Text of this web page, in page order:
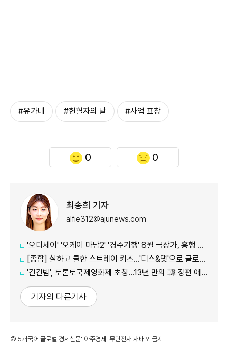
#유가네 #헌혈자의 날 #사업 표창
0 0
최송희 기자
alfie312@ajunews.com
'오디세이' '오케이 마담2' '경주기행' 8월 극장가, 흥행 바통 이어갈 신작은
[종합] 칠하고 쿨한 스트레이 키즈…'디스&댓'으로 글로벌 질주
'긴긴밤', 토론토국제영화제 초청…13년 만의 韓 장편 애니
기자의 다른기사
©'5개국어 글로벌 경제신문' 아주경제. 무단전재·재배포 금지